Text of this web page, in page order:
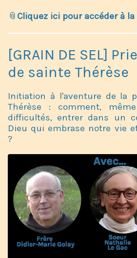
📎 Cliquez ici pour accéder à
[GRAIN DE SEL]
de sainte Thérèse
Initiation à l'aventure de la
Thérèse : comment,
difficultés, entrer dans un
Dieu qui embrase notre vie
? ​